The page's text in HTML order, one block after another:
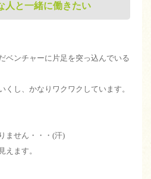
人と一緒に働きたい
ベンチャーに片足を突っ込んでいる
くし、かなりワクワクしています。
ません・・・(汗)
えます。